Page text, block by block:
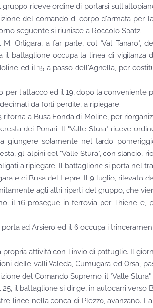
riceve ordine di portarsi
del comando di corpo d'armata
seguente si riunisce a Roccolo Spatz.
a far parte, col "Val Tanaro",
il battaglione occupa la linea di
ed il 15 a passo dell'Agnella, per
l'attacco ed il 19, dopo la
da forti perdite, a ripiegare.
a Busa Fonda di Moline, per
dei Ponari. Il "Valle Stura" riceve
giungere solamente nel tardo
gli alpini del "Valle Stura", con slancio,
a ripiegare. Il battaglione si porta nel
e di Busa del Lepre. Il 9 luglio, rilevato
agli altri riparti del gruppo, che
il 16 prosegue in ferrovia per Thiene
ad Arsiero ed il 6 occupa i
attività con l'invio di pattuglie. Il
delle valli Valeda, Cumugara ed Orsa,
del Comando Supremo; il "Valle
il battaglione si dirige, in autocarri verso
nella conca di Plezzo, avanzano.